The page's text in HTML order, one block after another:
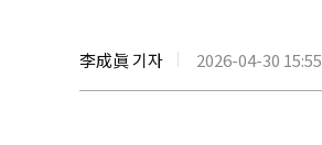
李成眞 기자 2026-04-30 15:55